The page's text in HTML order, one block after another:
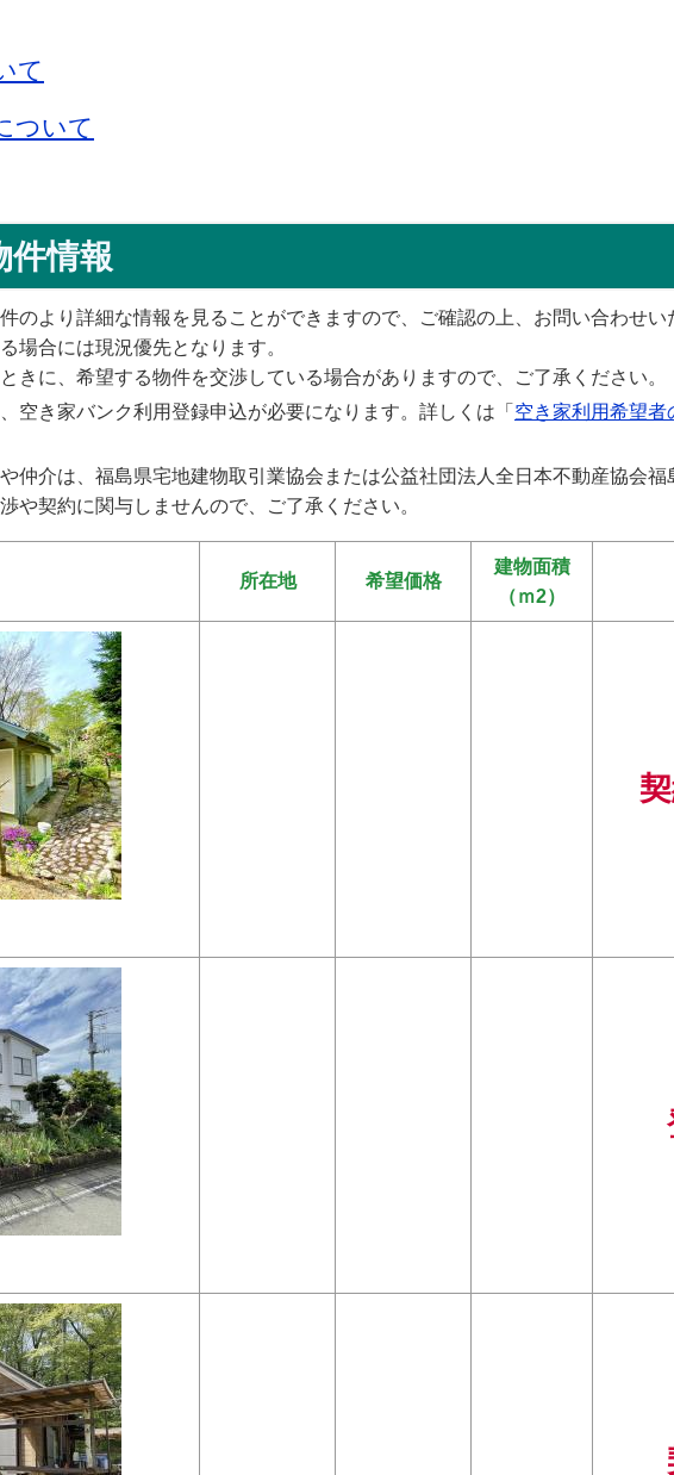
て
ついて
件情報
のより詳細な情報を見ることができますので、ご確認の上、お問い合わせい
場合には現況優先となります。
きに、希望する物件を交渉している場合がありますので、ご了承ください。
空き家バンク利用登録申込が必要になります。詳しくは「 空き家利用希望者
仲介は、福島県宅地建物取引業協会または公益社団法人全日本不動産協会福
や契約に関与しませんので、ご了承ください。
所在地 希望価格
建物面積
（ｍ2）